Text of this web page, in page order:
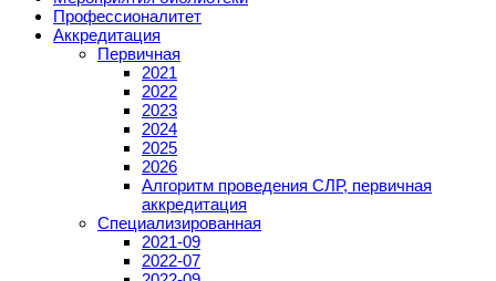
Профессионалитет
Аккредитация
Первичная
2021
2022
2023
2024
2025
2026
Алгоритм проведения СЛР, первичная
аккредитация
Специализированная
2021-09
2022-07